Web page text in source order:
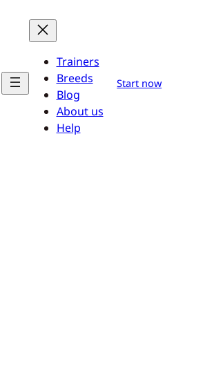
Trainers
Breeds
Blog
About us
Help
Start now